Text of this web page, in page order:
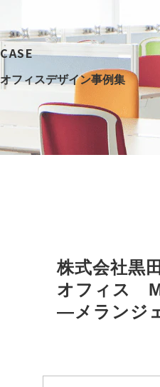
CASE
オフィスデザイン事例集
株式会社黒
オフィス　
―メランジ